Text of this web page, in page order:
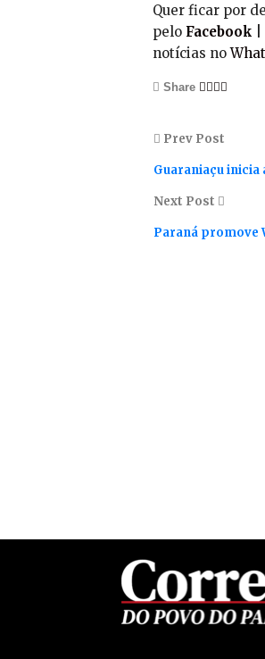
Quer ficar por
pelo Facebook
notícias no
Share
Prev Post
Guaraniaçu inicia
Next Post
Paraná promove